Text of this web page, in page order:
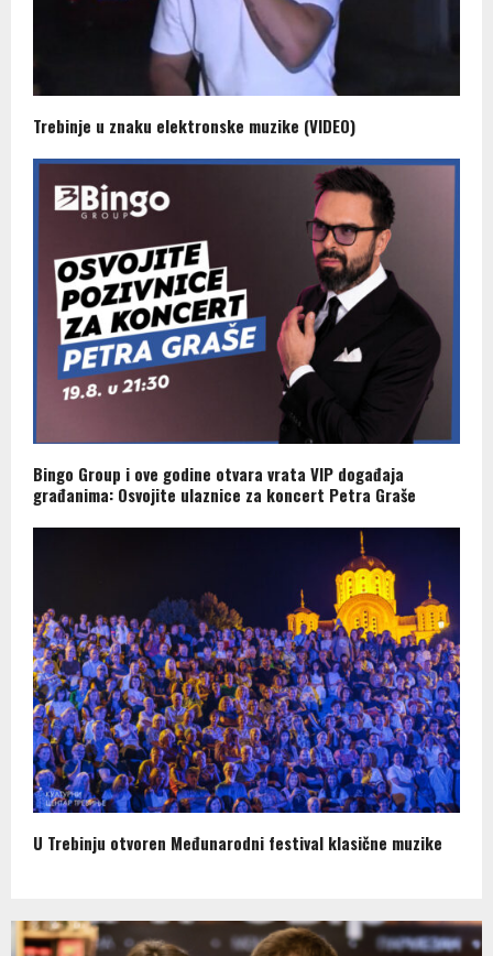
Trebinje u znaku elektronske muzike (VIDEO)
Bingo Group i ove godine otvara vrata VIP događaja
građanima: Osvojite ulaznice za koncert Petra Graše
U Trebinju otvoren Međunarodni festival klasične muzike